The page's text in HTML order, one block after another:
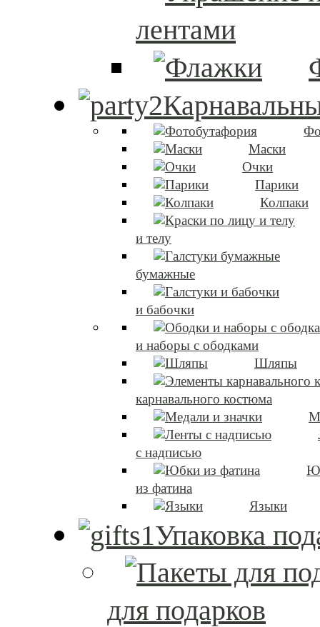
лентами
Маски
Очки
Парики
Колпаки
и телу
бумажные
и бабочки
и наборы с ободками
Шляпы
карнавального костюма
с надписью
из фатина
Языки
Упаковка
для подарков